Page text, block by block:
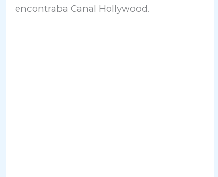
encontraba Canal Hollywood.